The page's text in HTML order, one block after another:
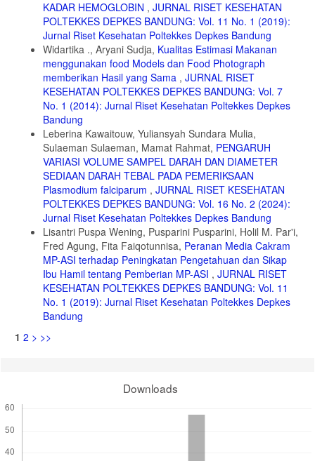
KADAR HEMOGLOBIN , JURNAL RISET KESEHATAN
POLTEKKES DEPKES BANDUNG: Vol. 11 No. 1 (2019):
Jurnal Riset Kesehatan Poltekkes Depkes Bandung
Widartika ., Aryani Sudja, Kualitas Estimasi Makanan
menggunakan food Models dan Food Photograph
memberikan Hasil yang Sama , JURNAL RISET
KESEHATAN POLTEKKES DEPKES BANDUNG: Vol. 7
No. 1 (2014): Jurnal Riset Kesehatan Poltekkes Depkes
Bandung
Leberina Kawaitouw, Yuliansyah Sundara Mulia,
Sulaeman Sulaeman, Mamat Rahmat, PENGARUH
VARIASI VOLUME SAMPEL DARAH DAN DIAMETER
SEDIAAN DARAH TEBAL PADA PEMERIKSAAN
Plasmodium falciparum , JURNAL RISET KESEHATAN
POLTEKKES DEPKES BANDUNG: Vol. 16 No. 2 (2024):
Jurnal Riset Kesehatan Poltekkes Depkes Bandung
Lisantri Puspa Wening, Pusparini Pusparini, Holil M. Par'i,
Fred Agung, Fita Faiqotunnisa, Peranan Media Cakram
MP-ASI terhadap Peningkatan Pengetahuan dan Sikap
Ibu Hamil tentang Pemberian MP-ASI , JURNAL RISET
KESEHATAN POLTEKKES DEPKES BANDUNG: Vol. 11
No. 1 (2019): Jurnal Riset Kesehatan Poltekkes Depkes
Bandung
1 2 > >>
Downloads